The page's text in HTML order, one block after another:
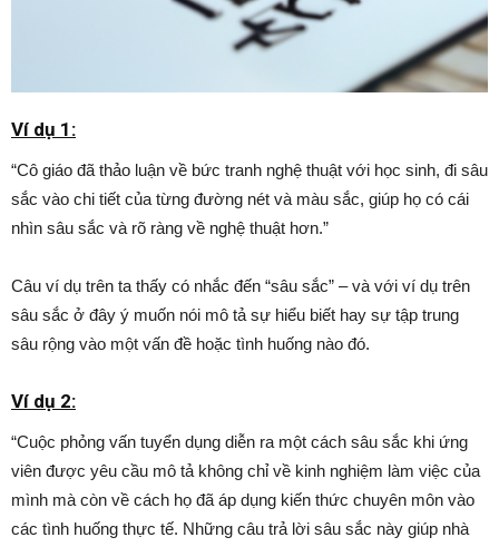
Ví dụ 1:
“Cô giáo đã thảo luận về bức tranh nghệ thuật với học sinh, đi sâu
sắc vào chi tiết của từng đường nét và màu sắc, giúp họ có cái
nhìn sâu sắc và rõ ràng về nghệ thuật hơn.”
Câu ví dụ trên ta thấy có nhắc đến “sâu sắc” – và với ví dụ trên
sâu sắc ở đây ý muốn nói mô tả sự hiểu biết hay sự tập trung
sâu rộng vào một vấn đề hoặc tình huống nào đó.
Ví dụ 2:
“Cuộc phỏng vấn tuyển dụng diễn ra một cách sâu sắc khi ứng
viên được yêu cầu mô tả không chỉ về kinh nghiệm làm việc của
mình mà còn về cách họ đã áp dụng kiến thức chuyên môn vào
các tình huống thực tế. Những câu trả lời sâu sắc này giúp nhà